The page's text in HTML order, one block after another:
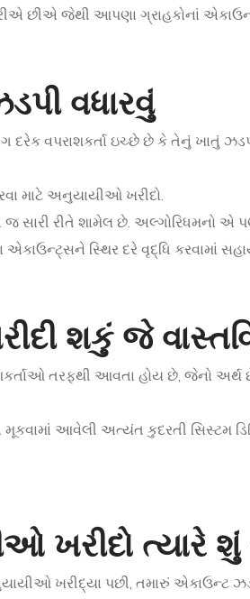
છીએ જેથી આપણા ગ્રાહકોનાં
વધારવું
દરેક વપરાશકર્તા ઇચ્છે છે કે તેનું
માટે અનુયાયીઓ ખરીદો.
રીતે શામેલ છે. અલ્ગોરિધમનો એ
સ્થિર દરે વૃદ્ધિ કરવામાં
શકું જે
તરફથી આવતા હોય છે, જેનો અર્થ
મૂકવામાં આવેલી અત્યંત કુદરતી
ખરીદો ત્યારે
ખરીદ્યા પછી, તમારું